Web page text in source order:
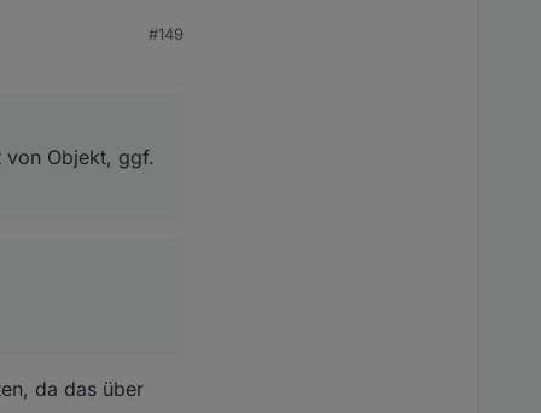
#149
von Objekt, ggf.
da das über